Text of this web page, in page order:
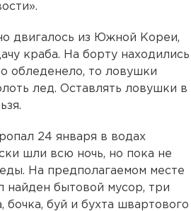
двигалось из Южной Кореи,
краба. На борту находились
обледенело, то ловушки
лед. Оставлять ловушки в
24 января в водах
шли всю ночь, но пока не
На предполагаемом месте
найден бытовой мусор, три
бочка, буй и бухта швартового